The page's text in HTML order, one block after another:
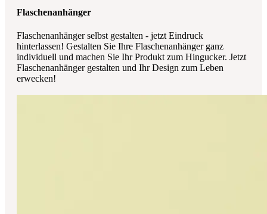
Flaschenanhänger
Flaschenanhänger selbst gestalten - jetzt Eindruck
hinterlassen! Gestalten Sie Ihre Flaschenanhänger ganz
individuell und machen Sie Ihr Produkt zum Hingucker. Jetzt
Flaschenanhänger gestalten und Ihr Design zum Leben
erwecken!